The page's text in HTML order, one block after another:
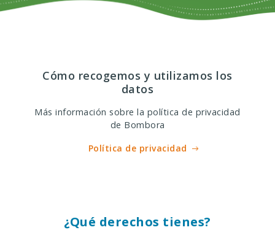
Cómo recogemos y utilizamos los
datos
Más información sobre la política de privacidad
de Bombora
Política de privacidad
¿Qué derechos tienes?